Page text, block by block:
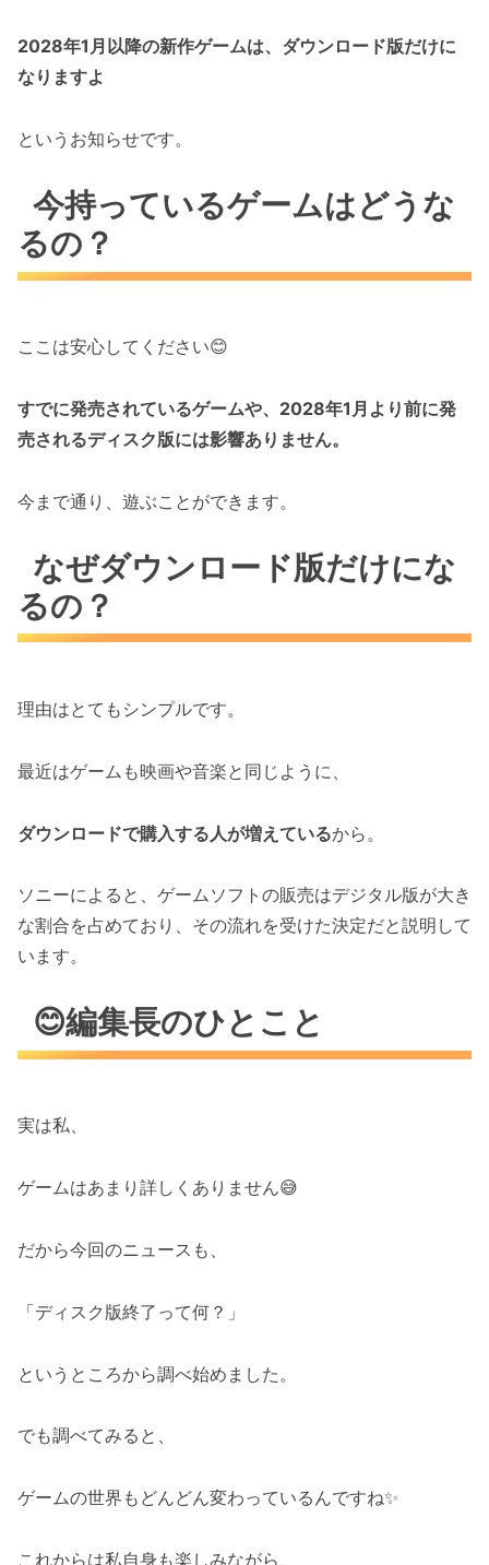
2028年1月以降の新作ゲームは、ダウンロード版だけに
なりますよ
というお知らせです。
今持っているゲームはどうな
るの？
ここは安心してください😊
すでに発売されているゲームや、2028年1月より前に発
売されるディスク版には影響ありません。
今まで通り、遊ぶことができます。
なぜダウンロード版だけにな
るの？
理由はとてもシンプルです。
最近はゲームも映画や音楽と同じように、
ダウンロードで購入する人が増えているから。
ソニーによると、ゲームソフトの販売はデジタル版が大き
な割合を占めており、その流れを受けた決定だと説明して
います。
😊編集長のひとこと
実は私、
ゲームはあまり詳しくありません😅
だから今回のニュースも、
「ディスク版終了って何？」
というところから調べ始めました。
でも調べてみると、
ゲームの世界もどんどん変わっているんですね✨
これからは私自身も楽しみながら、